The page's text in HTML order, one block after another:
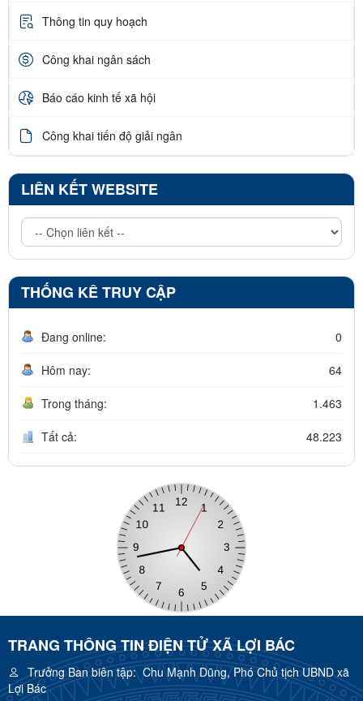
Thông tin quy hoạch
Công khai ngân sách
Báo cáo kinh tế xã hội
Công khai tiến độ giải ngân
LIÊN KẾT WEBSITE
THỐNG KÊ TRUY CẬP
Đang online: 0
Hôm nay: 64
Trong tháng: 1.463
Tất cả: 48.223
TRANG THÔNG TIN ĐIỆN TỬ XÃ LỢI BÁC
Trưởng Ban biên tập:Chu Mạnh Dũng, Phó Chủ tịch UBND xã
Lợi Bác